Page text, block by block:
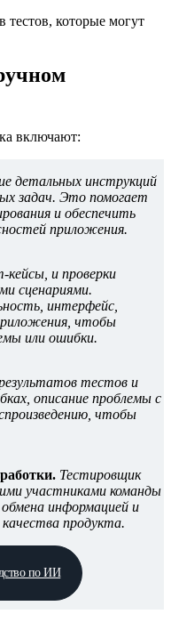
которые могут
включают:
детальных инструкций
задач. Это помогает
и обеспечить
приложения.
и проверки
сценариями.
интерфейс,
чтобы
или ошибки.
тестов и
описание проблемы с
чтобы
Тестировщик
участниками команды
информацией и
продукта.
по ИИ